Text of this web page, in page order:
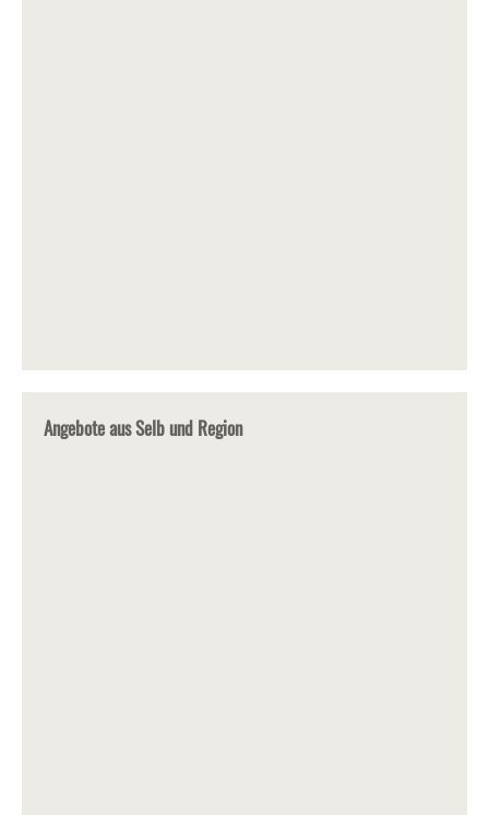
Angebote aus Selb und Region